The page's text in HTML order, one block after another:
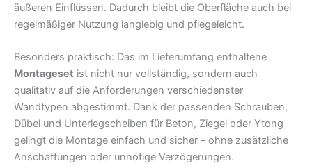
äußeren Einflüssen. Dadurch bleibt die Oberfläche auch bei
regelmäßiger Nutzung langlebig und pflegeleicht.
Besonders praktisch: Das im Lieferumfang enthaltene
Montageset ist nicht nur vollständig, sondern auch
qualitativ auf die Anforderungen verschiedenster
Wandtypen abgestimmt. Dank der passenden Schrauben,
Dübel und Unterlegscheiben für Beton, Ziegel oder Ytong
gelingt die Montage einfach und sicher – ohne zusätzliche
Anschaffungen oder unnötige Verzögerungen.